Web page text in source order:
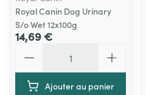
Royal Canin Dog Urinary
S/o Wet 12x100g
14,69 €
Ajouter au panier